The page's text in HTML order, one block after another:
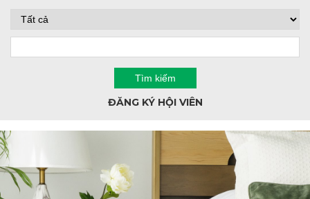
ĐĂNG KÝ HỘI VIÊN